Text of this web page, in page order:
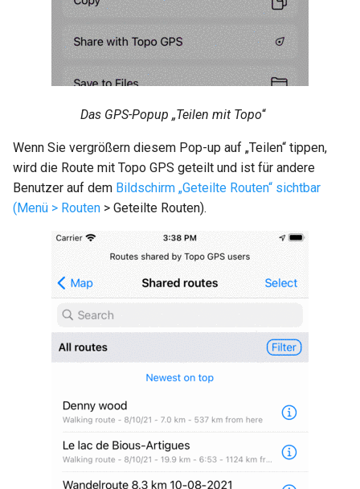
Das GPS-Popup „Teilen mit Topo“
Wenn Sie vergrößern diesem Pop-up auf „Teilen“ tippen,
wird die Route mit Topo GPS geteilt und ist für andere
Benutzer auf dem Bildschirm „Geteilte Routen“ sichtbar
(Menü > Routen > Geteilte Routen).